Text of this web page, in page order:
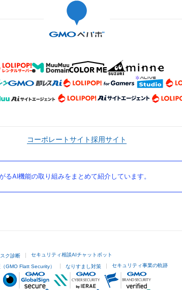
コーポレートサイト採用サイト
AI機能の取り組みをまとめて紹介しています。
ク診断 セキュリティ相談AIチャットボット
GMO Flatt Security） なりすまし対策 セキュリティ事業の軌跡